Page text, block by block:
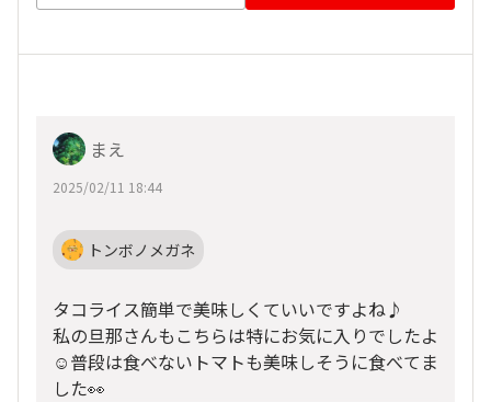
まえ
2025/02/11 18:44
トンボノメガネ
タコライス簡単で美味しくていいですよね♪
私の旦那さんもこちらは特にお気に入りでしたよ
☺️普段は食べないトマトも美味しそうに食べてま
した👀